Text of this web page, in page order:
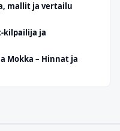
mallit ja vertailu
kilpailija ja
Mokka – Hinnat ja